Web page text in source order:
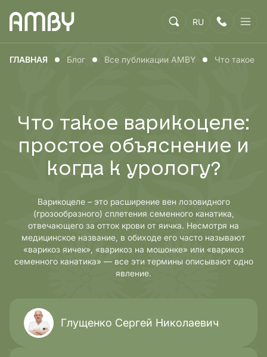
RU
ГЛАВНАЯ Блог Все публикации AMBY Что такое
Что такое варикоцеле:
простое объяснение и
когда к урологу?
Варикоцеле – это расширение вен лозовидного
(грозообразного) сплетения семенного канатика,
отвечающего за отток крови от яичка. Несмотря на
медицинское название, в обиходе его часто называют
«варикоз яичек», «варикоз на мошонке» или «варикоз
семенного канатика» — все эти термины описывают одно
явление.
Глущенко Сергей Николаевич